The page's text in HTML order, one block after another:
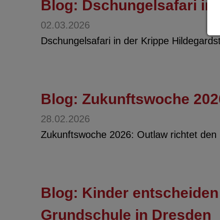
Blog: Dschungelsafari
02.03.2026
Dschungelsafari in der Krippe
Blog: Zukunftswoche
28.02.2026
Zukunftswoche 2026: Outlaw richtet den
Blog: Kinder
Grundschule in Dresden